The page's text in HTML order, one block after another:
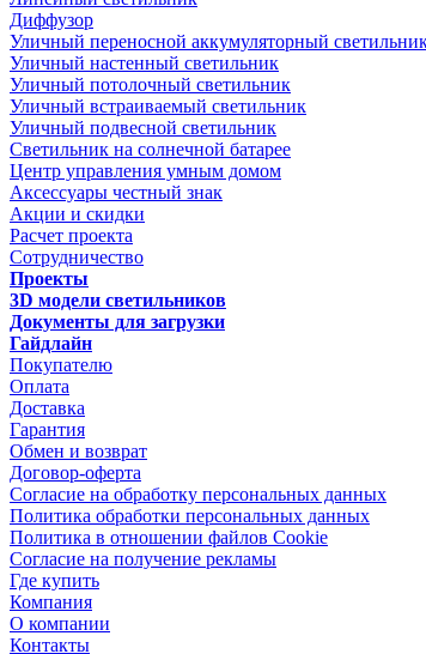
Диффузор
Уличный переносной аккумуляторный
Уличный настенный светильник
Уличный потолочный светильник
Уличный встраиваемый светильник
Уличный подвесной светильник
Светильник на солнечной батарее
Центр управления умным домом
Аксессуары честный знак
Акции и скидки
Расчет проекта
Сотрудничество
Проекты
3D модели светильников
Документы для загрузки
Гайдлайн
Покупателю
Оплата
Доставка
Гарантия
Обмен и возврат
Договор-оферта
Согласие на обработку персональных данных
Политика обработки персональных данных
Политика в отношении файлов Cookie
Согласие на получение рекламы
Где купить
Компания
О компании
Контакты